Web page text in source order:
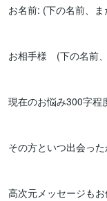
お名前: (下の名前、
お相手様　(下の名前
現在のお悩み300字程
その方といつ出会った
高次元メッセージもお